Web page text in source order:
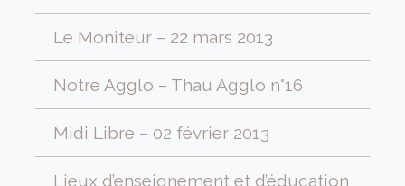
Le Moniteur – 22 mars 2013
Notre Agglo – Thau Agglo n°16
Midi Libre – 02 février 2013
Lieux d’enseignement et d’éducation